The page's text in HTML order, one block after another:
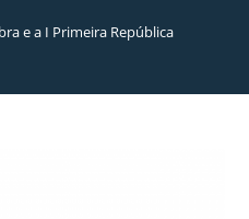
e a I Primeira República